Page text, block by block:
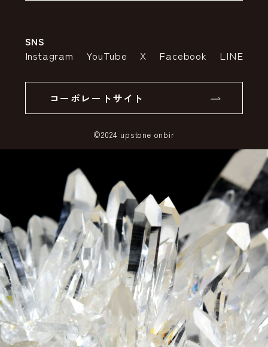
ポイントについて
特定商取引法の表示
SSLサーバー証明書とは
SNS
Instagram YouTube X Facebook LINE
コーポレートサイト
©2024 upstone onbir